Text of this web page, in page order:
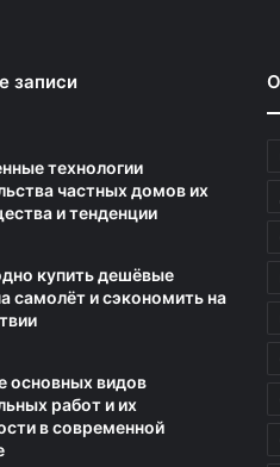
записи
технологии
частных домов их
и тенденции
купить дешёвые
самолёт и сэкономить на
основных видов
работ и их
в современной